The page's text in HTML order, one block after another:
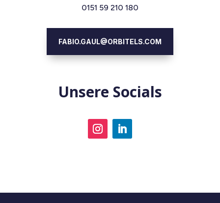
0151 59 210 180
FABIO.GAUL@ORBITELS.COM
Unsere Socials